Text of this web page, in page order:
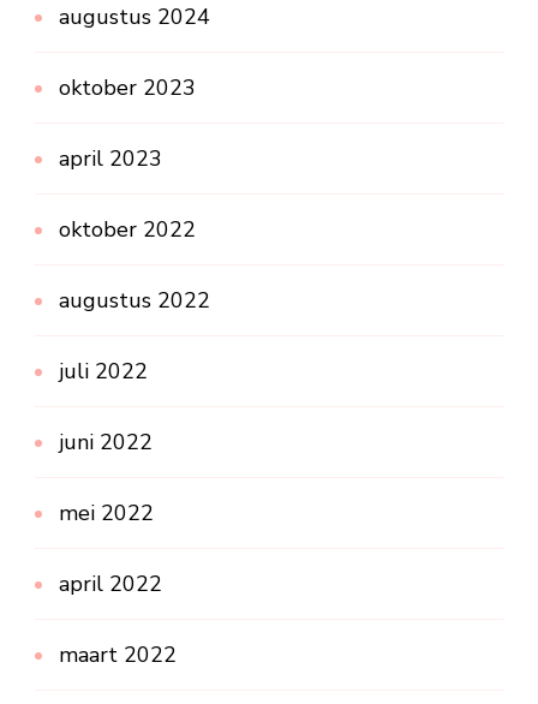
augustus 2024
oktober 2023
april 2023
oktober 2022
augustus 2022
juli 2022
juni 2022
mei 2022
april 2022
maart 2022